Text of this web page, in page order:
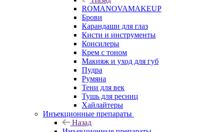
ROMANOVAMAKEUP
Брови
Карандаши для глаз
Кисти и инструменты
Консилеры
Крем с тоном
Макияж и уход для губ
Пудра
Румяна
Тени для век
Тушь для ресниц
Хайлайтеры
Инъекционные препараты
Назад